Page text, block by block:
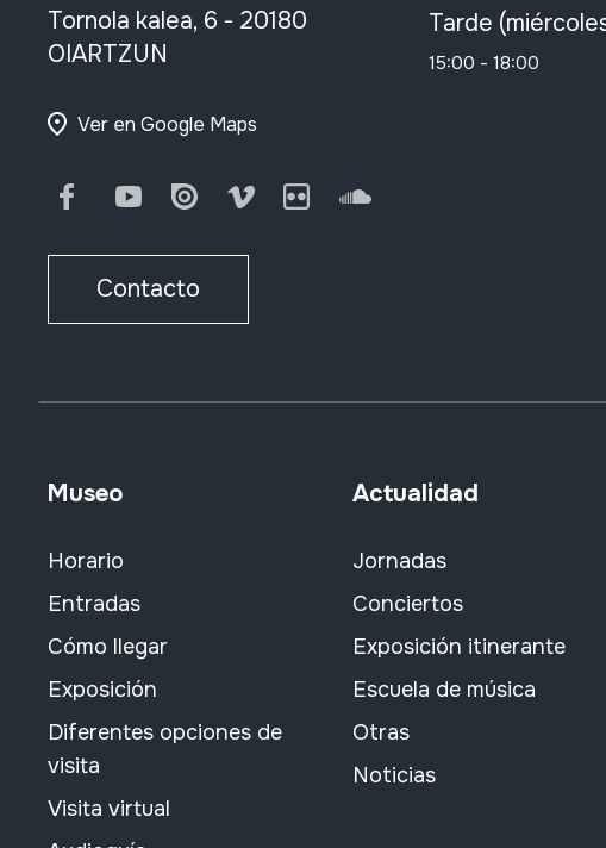
Tornola kalea, 6 - 20180
OIARTZUN
Ver en Google Maps
FacebookYoutubeIssuu Vimeo FlickrSoundCloud
Contacto
Tarde
15:00 - 18:00
Museo
Horario
Entradas
Cómo llegar
Exposición
Diferentes opciones de
visita
Visita virtual
Actualidad
Jornadas
Conciertos
Exposición itinerante
Escuela de música
Otras
Noticias